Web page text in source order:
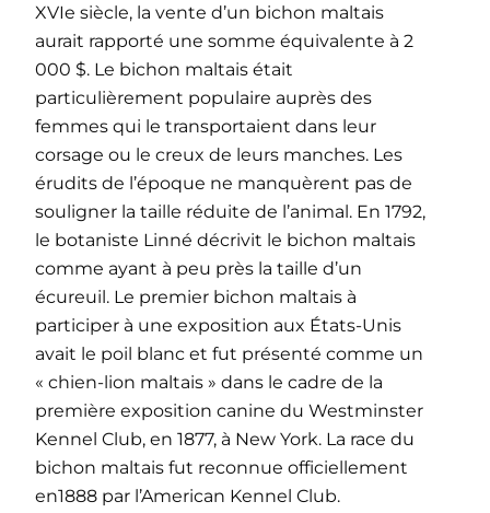
XVIe siècle, la vente d’un bichon maltais
aurait rapporté une somme équivalente à 2
000 $. Le bichon maltais était
particulièrement populaire auprès des
femmes qui le transportaient dans leur
corsage ou le creux de leurs manches. Les
érudits de l’époque ne manquèrent pas de
souligner la taille réduite de l’animal. En 1792,
le botaniste Linné décrivit le bichon maltais
comme ayant à peu près la taille d’un
écureuil. Le premier bichon maltais à
participer à une exposition aux États-Unis
avait le poil blanc et fut présenté comme un
« chien-lion maltais » dans le cadre de la
première exposition canine du Westminster
Kennel Club, en 1877, à New York. La race du
bichon maltais fut reconnue officiellement
en1888 par l’American Kennel Club.